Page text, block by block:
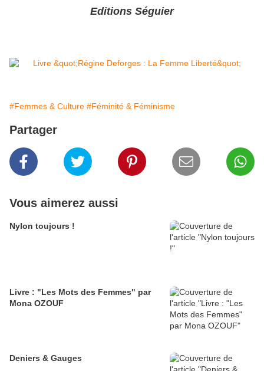
Editions Séguier
#Femmes & Culture #Féminité & Féminisme
Partager
Vous aimerez aussi
Nylon toujours !
Livre : "Les Mots des Femmes" par
Mona OZOUF
Deniers & Gauges